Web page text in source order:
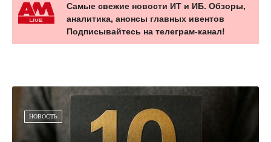
Самые свежие новости ИТ и ИБ. Обзоры,
аналитика, анонсы главных ивентов
Подписывайтесь на телеграм-канал!
НОВОСТЬ